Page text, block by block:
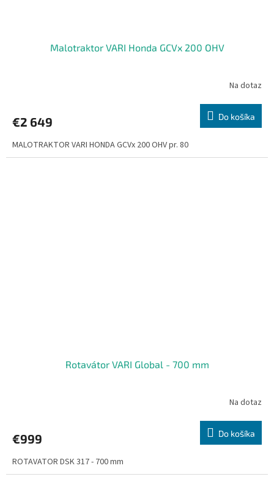
Malotraktor VARI Honda GCVx 200 OHV
Na dotaz
€2 649 Do košíka
MALOTRAKTOR VARI HONDA GCVx 200 OHV pr. 80
Rotavátor VARI Global - 700 mm
Na dotaz
€999 Do košíka
ROTAVATOR DSK 317 - 700 mm